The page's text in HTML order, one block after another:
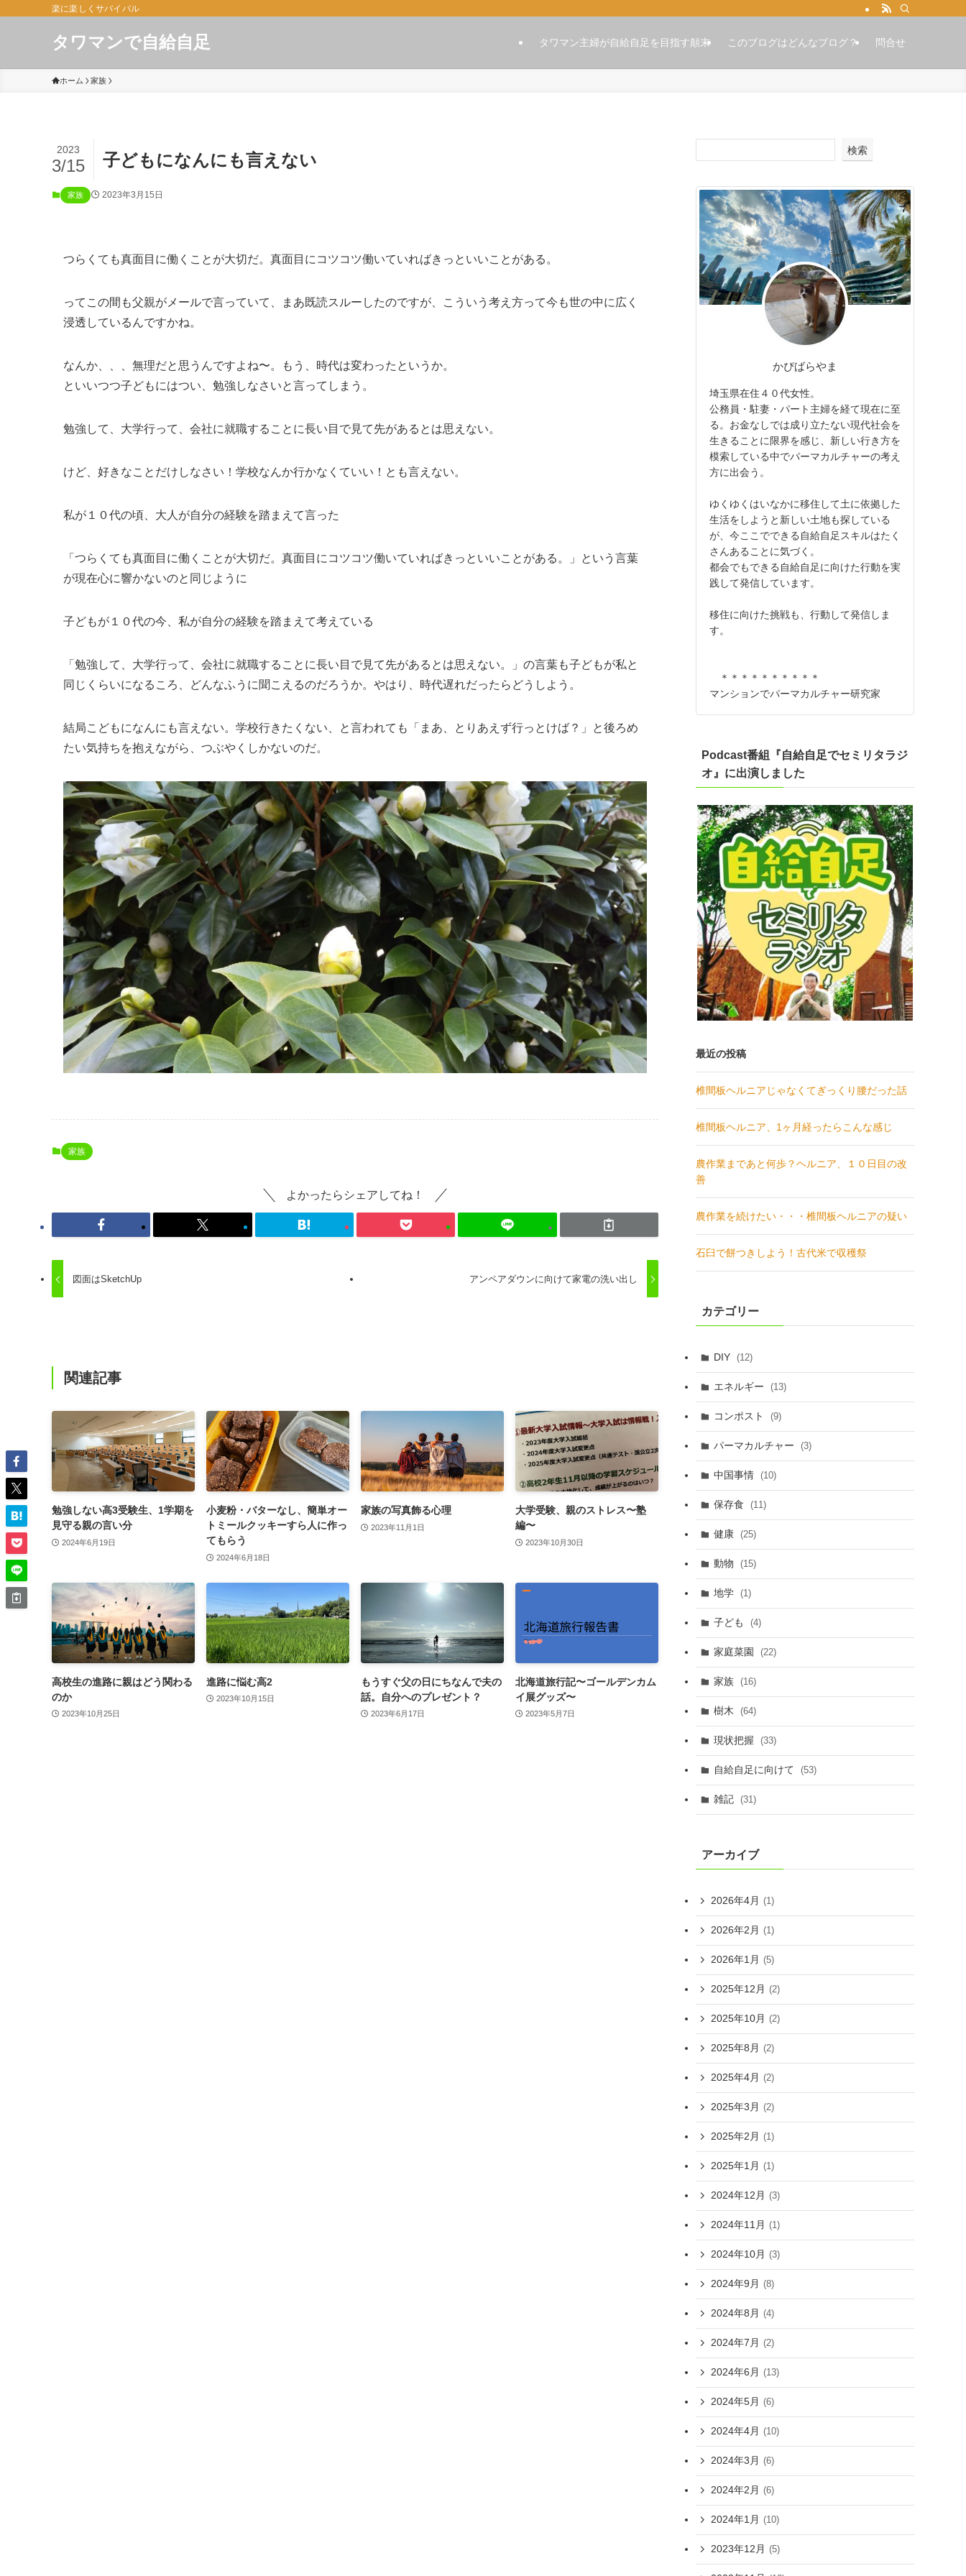
楽に楽しくサバイバル
タワマンで自給自足 タワマン主婦が自給自足を目指す顛末 このブログはどんなブログ？ 問合せ
ホーム 家族
子どもになんにも言えない
2023
3/15
家族 2023年3月15日
つらくても真面目に働くことが大切だ。真面目にコツコツ働いていればきっといいことがある。
ってこの間も父親がメールで言っていて、まあ既読スルーしたのですが、こういう考え方って今も世の中に広く
浸透しているんですかね。
なんか、、、無理だと思うんですよね〜。もう、時代は変わったというか。
といいつつ子どもにはつい、勉強しなさいと言ってしまう。
勉強して、大学行って、会社に就職することに長い目で見て先があるとは思えない。
けど、好きなことだけしなさい！学校なんか行かなくていい！とも言えない。
私が１０代の頃、大人が自分の経験を踏まえて言った
「つらくても真面目に働くことが大切だ。真面目にコツコツ働いていればきっといいことがある。」という言葉
が現在心に響かないのと同じように
子どもが１０代の今、私が自分の経験を踏まえて考えている
「勉強して、大学行って、会社に就職することに長い目で見て先があるとは思えない。」の言葉も子どもが私と
同じくらいになるころ、どんなふうに聞こえるのだろうか。やはり、時代遅れだったらどうしよう。
結局こどもになんにも言えない。学校行きたくない、と言われても「まあ、とりあえず行っとけば？」と後ろめ
たい気持ちを抱えながら、つぶやくしかないのだ。
家族
よかったらシェアしてね！
図面はSketchUp アンペアダウンに向けて家電の洗い出し
関連記事
勉強しない高3受験生、1学期を
見守る親の言い分
2024年6月19日
小麦粉・バターなし、簡単オー
トミールクッキーすら人に作っ
てもらう
2024年6月18日
家族の写真飾る心理
2023年11月1日
大学受験、親のストレス〜塾
編〜
2023年10月30日
高校生の進路に親はどう関わる
のか
2023年10月25日
進路に悩む高2
2023年10月15日
もうすぐ父の日にちなんで夫の
話。自分へのプレゼント？
2023年6月17日
北海道旅行記〜ゴールデンカム
イ展グッズ〜
2023年5月7日
検索
かぴばらやま
埼玉県在住４０代女性。
公務員・駐妻・パート主婦を経て現在に至
る。お金なしでは成り立たない現代社会を
生きることに限界を感じ、新しい行き方を
模索している中でパーマカルチャーの考え
方に出会う。
ゆくゆくはいなかに移住して土に依拠した
生活をしようと新しい土地も探している
が、今ここでできる自給自足スキルはたく
さんあることに気づく。
都会でもできる自給自足に向けた行動を実
践して発信しています。
移住に向けた挑戦も、行動して発信しま
す。
＊＊＊＊＊＊＊＊＊＊
マンションでパーマカルチャー研究家
Podcast番組『自給自足でセミリタラジ
オ』に出演しました
最近の投稿
椎間板ヘルニアじゃなくてぎっくり腰だった話
椎間板ヘルニア、1ヶ月経ったらこんな感じ
農作業まであと何歩？ヘルニア、１０日目の改
善
農作業を続けたい・・・椎間板ヘルニアの疑い
石臼で餅つきしよう！古代米で収穫祭
カテゴリー
DIY (12)
エネルギー (13)
コンポスト (9)
パーマカルチャー (3)
中国事情 (10)
保存食 (11)
健康 (25)
動物 (15)
地学 (1)
子ども (4)
家庭菜園 (22)
家族 (16)
樹木 (64)
現状把握 (33)
自給自足に向けて (53)
雑記 (31)
アーカイブ
2026年4月 (1)
2026年2月 (1)
2026年1月 (5)
2025年12月 (2)
2025年10月 (2)
2025年8月 (2)
2025年4月 (2)
2025年3月 (2)
2025年2月 (1)
2025年1月 (1)
2024年12月 (3)
2024年11月 (1)
2024年10月 (3)
2024年9月 (8)
2024年8月 (4)
2024年7月 (2)
2024年6月 (13)
2024年5月 (6)
2024年4月 (10)
2024年3月 (6)
2024年2月 (6)
2024年1月 (10)
2023年12月 (5)